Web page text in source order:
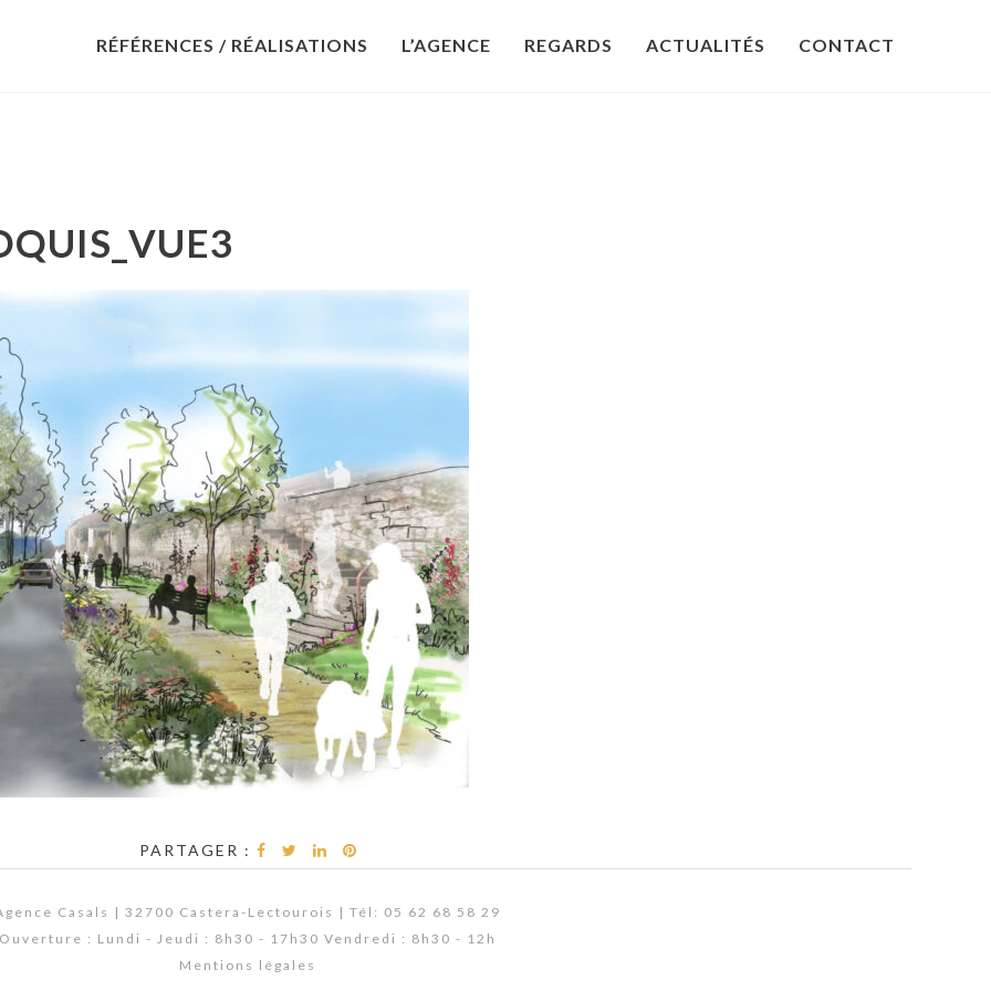
RÉFÉRENCES / RÉALISATIONS L’AGENCE REGARDS ACTUALITÉS CONTACT
PARTAGER :
Casals | 32700 Castera-Lectourois | Tél: 05 62 68 58 29
Ouverture : Lundi - Jeudi : 8h30 - 17h30 Vendredi : 8h30 - 12h
Mentions légales